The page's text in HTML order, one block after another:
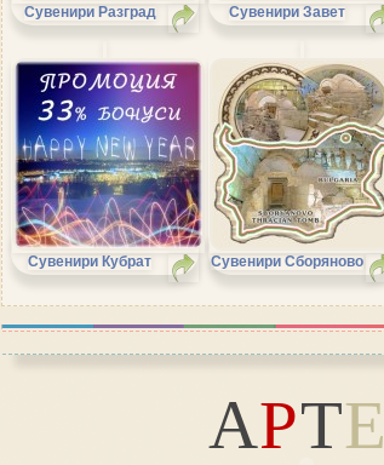
Сувенири Разград Сувенири Завет
Сувенири Кубрат Сувенири Сборяново
АРТЕ